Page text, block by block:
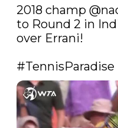
2018 champ
to Round 2 in
over Errani!
#TennisParadise